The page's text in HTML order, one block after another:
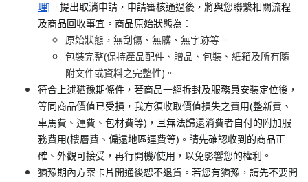
理] 。提出取消申請，申請審核通過後，將與您聯繫相關流程
及商品回收事宜。商品原始狀態為：
原始狀態，無刮傷、無髒、無字跡等。
包裝完整(保持產品配件、贈品、包裝、紙箱及所有隨
附文件或資料之完整性)。
符合上述猶豫期條件，若商品一經拆封及服務員安裝定位後，
等同商品價值已受損，我方須收取價值損失之費用(整新費、
車馬費、運費、包材費等)，且無法歸還消費者自付的附加服
務費用(樓層費、偏遠地區運費等)。請先確認收到的商品正
確、外觀可接受，再行開機/使用，以免影響您的權利。
猶豫期內方案卡片開通後恕不退貨。若您有猶豫，請先不要開